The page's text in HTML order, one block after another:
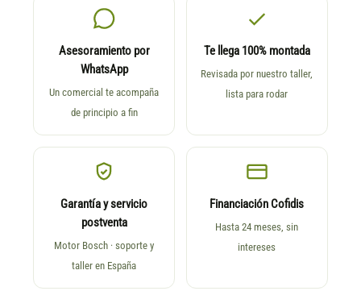
Asesoramiento por
WhatsApp
Un comercial te acompaña
de principio a fin
Te llega 100% montada
Revisada por nuestro taller,
lista para rodar
Garantía y servicio
postventa
Motor Bosch · soporte y
taller en España
Financiación Cofidis
Hasta 24 meses, sin
intereses